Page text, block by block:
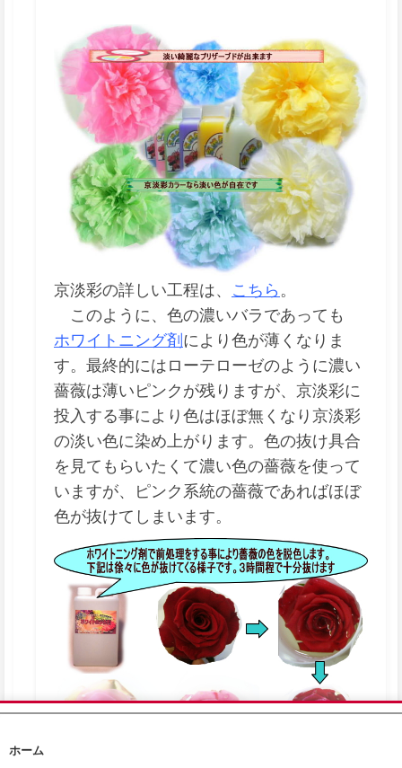
京淡彩の詳しい工程は、 こちら。
このように、色の濃いバラであっても
ホワイトニング剤により色が薄くなりま
す。最終的にはローテローゼのように濃い
薔薇は薄いピンクが残りますが、京淡彩に
投入する事により色はほぼ無くなり京淡彩
の淡い色に染め上がります。色の抜け具合
を見てもらいたくて濃い色の薔薇を使って
いますが、ピンク系統の薔薇であればほぼ
色が抜けてしまいます。
ホーム